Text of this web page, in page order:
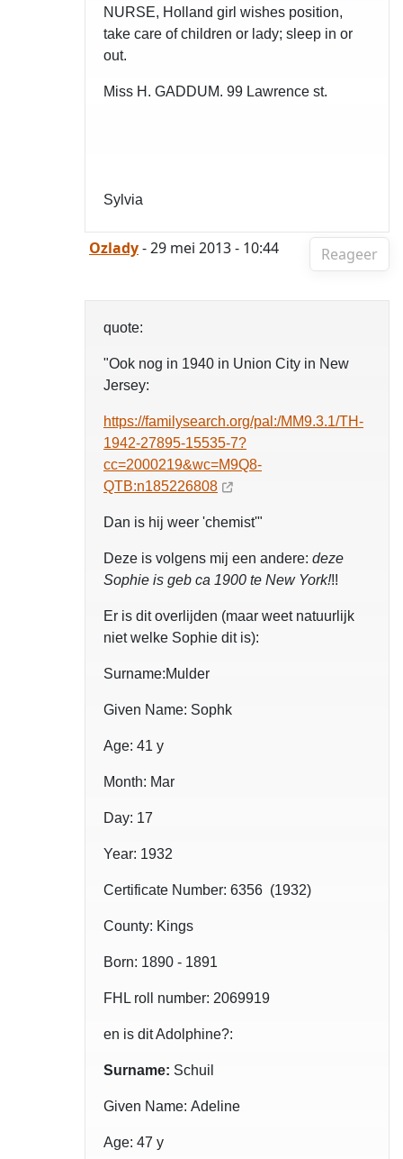
NURSE, Holland girl wishes position,
take care of children or lady; sleep in or
out.
Miss H. GADDUM. 99 Lawrence st.
Sylvia
Reageer
Ozlady- 29 mei 2013 - 10:44
quote:
"Ook nog in 1940 in Union City in New
Jersey:
https://familysearch.org/pal:/MM9.3.1/TH-
1942-27895-15535-7?
cc=2000219&wc=M9Q8-
QTB:n185226808
Dan is hij weer 'chemist'"
Deze is volgens mij een andere: deze
Sophie is geb ca 1900 te New York!!!
Er is dit overlijden (maar weet natuurlijk
niet welke Sophie dit is):
Surname:Mulder
Given Name: Sophk
Age: 41 y
Month: Mar
Day: 17
Year: 1932
Certificate Number: 6356 (1932)
County: Kings
Born: 1890 - 1891
FHL roll number: 2069919
en is dit Adolphine?:
Surname: Schuil
Given Name: Adeline
Age: 47 y